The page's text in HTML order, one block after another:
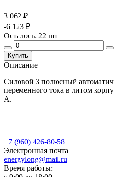
3 062 ₽
-6 123 ₽
Осталось: 22 шт
Купить
Описание
Силовой 3 полюсный
переменного тока в литом
А.
+7 (960) 426-80-58
Электронная почта
energylong@mail.ru
Время работы: